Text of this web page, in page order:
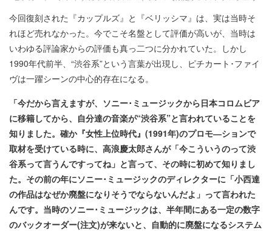
今回復刻された『カップルズ』と『ベリッシマ』は、実は当時そ
れほど売れなかった。今でこそ名盤として評価が高いが、当時は
いわゆる評論家からの評価も真っ二つに分かれていた。しかし
1990年代前半、“渋谷系”という言葉が出現し、ピチカート･ファイ
ヴは一躍シーンの中心的存在になる。
「今だから言えますが、ソニー･ミュージックから日本コロムビア
に移籍してから、自分達の音楽が“渋谷系”と言われていることを
知りました。確か『女性上位時代』(1991年)のプロモ―ションで
取材を受けている時に、高浪慶太郎さんが「今こういうのって渋
谷系って言うんですってね」と言って、その時に初めて知りまし
た。その前の年にソニー･ミュージックのディレクターに「小西達
の作品はなぜか廃盤になりそうでならないんだよ」って言われた
んです。当時のソニー･ミュージックは、半年間にある一定の数字
のバックオーダー(注文)が来ないと、自動的に廃盤になるシステム